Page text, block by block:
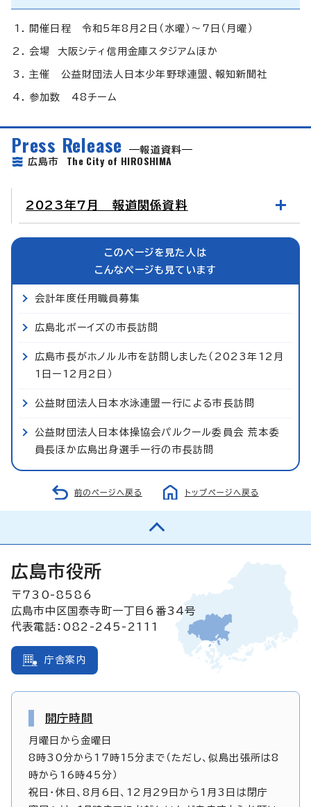
開催日程 令和5年8月2日（水曜）～7日（月曜）
会場 大阪シティ信用金庫スタジアムほか
主催 公益財団法人日本少年野球連盟、報知新聞社
参加数 48チーム
Press Release
報道資料
広島市 The City of HIROSHIMA
2023年7月 報道関係資料
このページを見た人は
こんなページも見ています
会計年度任用職員募集
広島北ボーイズの市長訪問
広島市長がホノルル市を訪問しました（2023年12月
1日ー12月2日）
公益財団法人日本水泳連盟一行による市長訪問
公益財団法人日本体操協会パルクール委員会 荒本委
員長ほか広島出身選手一行の市長訪問
前のページへ戻る トップページへ戻る
広島市役所
〒730-8586
広島市中区国泰寺町一丁目6番34号
代表電話：082-245-2111
庁舎案内
開庁時間
月曜日から金曜日
8時30分から17時15分まで（ただし、似島出張所は8
時から16時45分）
祝日・休日、8月6日、12月29日から1月3日は閉庁